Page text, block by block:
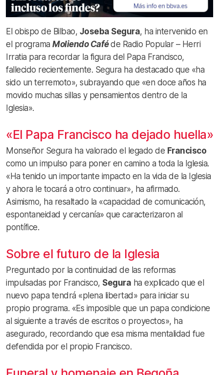
El obispo de Bilbao, Joseba Segura, ha intervenido en
el programa Moliendo Caféde Radio Popular – Herri
Irratia para recordar la figura del Papa Francisco,
fallecido recientemente. Segura ha destacado que «ha
sido un terremoto», subrayando que «en doce años ha
movido muchas sillas y pensamientos dentro de la
Iglesia».
«El Papa Francisco ha dejado huella»
Monseñor Segura ha valorado el legado de Francisco
como un impulso para poner en camino a toda la Iglesia.
«Ha tenido un importante impacto en la vida de la Iglesia
y ahora le tocará a otro continuar», ha afirmado.
Asimismo, ha resaltado la «capacidad de comunicación,
espontaneidad y cercanía» que caracterizaron al
pontífice.
Sobre el futuro de la Iglesia
Preguntado por la continuidad de las reformas
impulsadas por Francisco, Segura ha explicado que el
nuevo papa tendrá «plena libertad» para iniciar su
propio programa. «Es imposible que un papa condicione
al siguiente a través de escritos o proyectos», ha
asegurado, recordando que esa misma mentalidad fue
defendida por el propio Francisco.